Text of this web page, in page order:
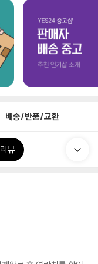
배송/반품/교환
뷰